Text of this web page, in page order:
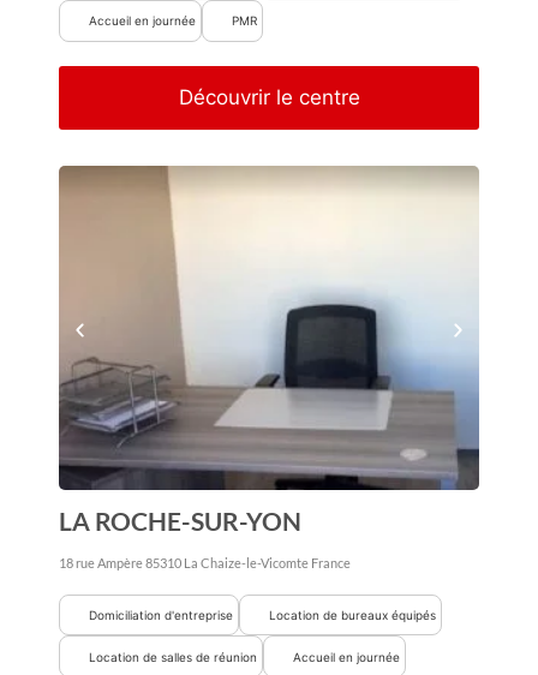
Accueil en journée PMR
Découvrir le centre
LA ROCHE-SUR-YON
18 rue Ampère85310 La Chaize-le-Vicomte France
Domiciliation d'entreprise Location de bureaux équipés
Location de salles de réunion Accueil en journée